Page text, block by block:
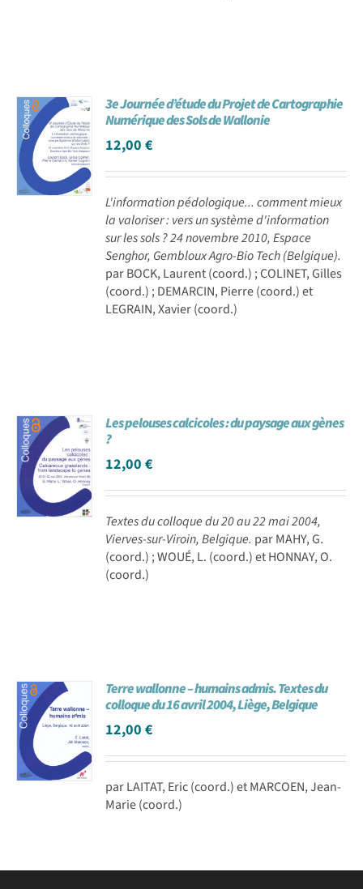
3e Journée d’étude du Projet de Cartographie
Numérique des Sols de Wallonie
12,00€
L'information pédologique... comment mieux
la valoriser : vers un système d'information
sur les sols ? 24 novembre 2010, Espace
Senghor, Gembloux Agro-Bio Tech (Belgique).
par BOCK, Laurent (coord.) ; COLINET, Gilles
(coord.) ; DEMARCIN, Pierre (coord.) et
LEGRAIN, Xavier (coord.)
Les pelouses calcicoles : du paysage aux gènes
?
12,00€
Textes du colloque du 20 au 22 mai 2004,
Vierves-sur-Viroin, Belgique. par MAHY, G.
(coord.) ; WOUÉ, L. (coord.) et HONNAY, O.
(coord.)
Terre wallonne – humains admis. Textes du
colloque du 16 avril 2004, Liège, Belgique
12,00€
par LAITAT, Eric (coord.) et MARCOEN, Jean-
Marie (coord.)